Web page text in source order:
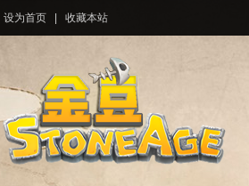
设为首页 收藏本站